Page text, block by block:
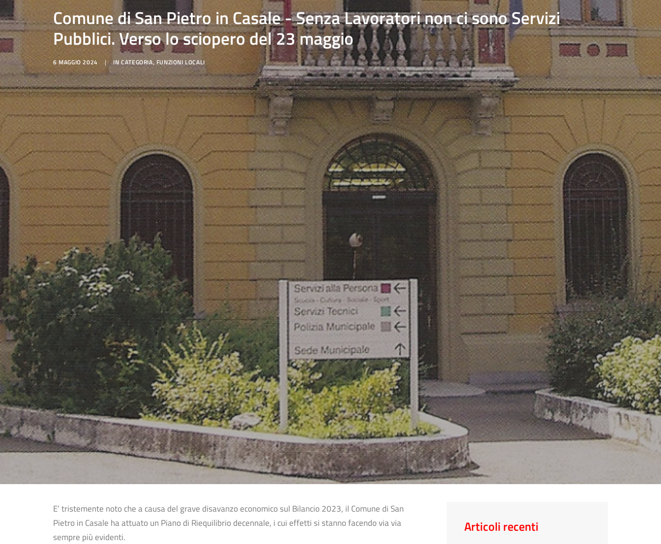
Comune di San Pietro in Casale - Senza Lavoratori non ci sono Servizi
Pubblici. Verso lo sciopero del 23 maggio
6 MAGGIO 2024 | INCATEGORIA, FUNZIONI LOCALI
E’ tristemente noto che a causa del grave disavanzo economico sul Bilancio 2023, il Comune di San
Pietro in Casale ha attuato un Piano di Riequilibrio decennale, i cui effetti si stanno facendo via via
sempre più evidenti.
Articoli recenti